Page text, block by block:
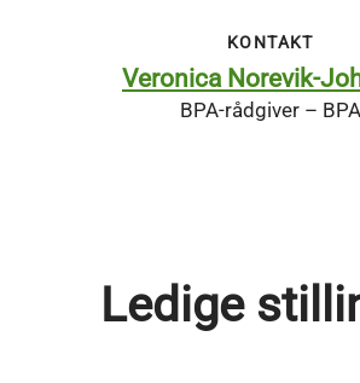
KONTAKT
Veronica Norevik-
BPA-rådgiver – BPA
Ledige